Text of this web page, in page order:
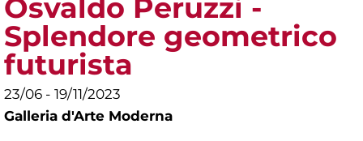
Osvaldo Peruzzi -
Splendore geometrico
futurista
23/06 - 19/11/2023
Galleria d'Arte Moderna